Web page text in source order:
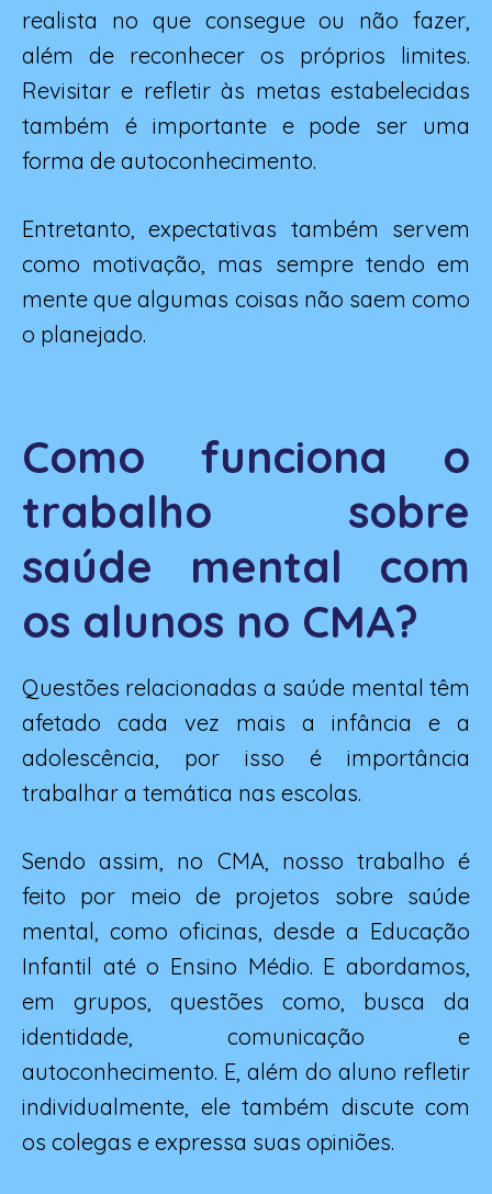
realista no que consegue ou não fazer,
além de reconhecer os próprios limites.
Revisitar e refletir às metas estabelecidas
também é importante e pode ser uma
forma de autoconhecimento.
Entretanto, expectativas também servem
como motivação, mas sempre tendo em
mente que algumas coisas não saem como
o planejado.
Como funciona o
trabalho sobre
saúde mental com
os alunos no CMA?
Questões relacionadas a saúde mental têm
afetado cada vez mais a infância e a
adolescência, por isso é importância
trabalhar a temática nas escolas.
Sendo assim, no CMA, nosso trabalho é
feito por meio de projetos sobre saúde
mental, como oficinas, desde a Educação
Infantil até o Ensino Médio. E abordamos,
em grupos, questões como, busca da
identidade, comunicação e
autoconhecimento. E, além do aluno refletir
individualmente, ele também discute com
os colegas e expressa suas opiniões.